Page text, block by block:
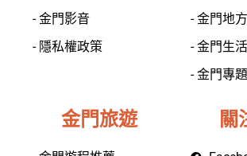
- 金門影音
- 隱私權政策
- 金門地
- 金門生
- 金門專
金門旅遊 關